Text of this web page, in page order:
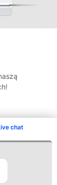
chat